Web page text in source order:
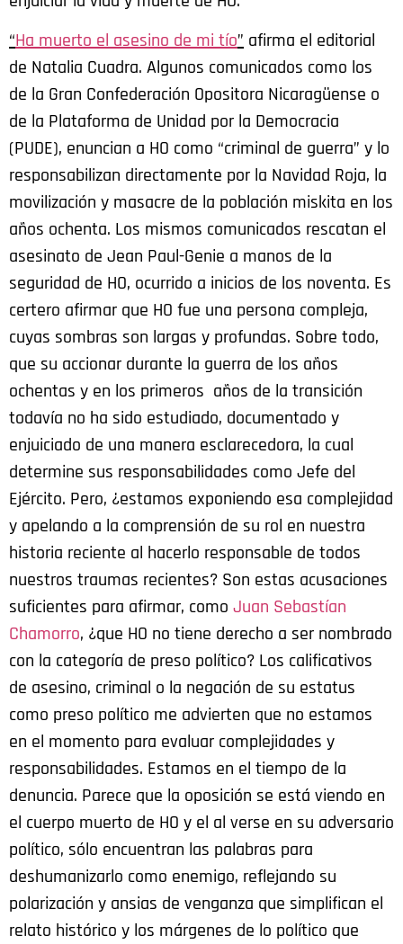
“Ha muerto el asesino de mi tío” afirma el editorial
de Natalia Cuadra. Algunos comunicados como los
de la Gran Confederación Opositora Nicaragüense o
de la Plataforma de Unidad por la Democracia
(PUDE), enuncian a HO como “criminal de guerra” y lo
responsabilizan directamente por la Navidad Roja, la
movilización y masacre de la población miskita en los
años ochenta. Los mismos comunicados rescatan el
asesinato de Jean Paul-Genie a manos de la
seguridad de HO, ocurrido a inicios de los noventa. Es
certero afirmar que HO fue una persona compleja,
cuyas sombras son largas y profundas. Sobre todo,
que su accionar durante la guerra de los años
ochentas y en los primeros años de la transición
todavía no ha sido estudiado, documentado y
enjuiciado de una manera esclarecedora, la cual
determine sus responsabilidades como Jefe del
Ejército. Pero, ¿estamos exponiendo esa complejidad
y apelando a la comprensión de su rol en nuestra
historia reciente al hacerlo responsable de todos
nuestros traumas recientes? Son estas acusaciones
suficientes para afirmar, como Juan Sebastían
Chamorro, ¿que HO no tiene derecho a ser nombrado
con la categoría de preso político? Los calificativos
de asesino, criminal o la negación de su estatus
como preso político me advierten que no estamos
en el momento para evaluar complejidades y
responsabilidades. Estamos en el tiempo de la
denuncia. Parece que la oposición se está viendo en
el cuerpo muerto de HO y el al verse en su adversario
político, sólo encuentran las palabras para
deshumanizarlo como enemigo, reflejando su
polarización y ansias de venganza que simplifican el
relato histórico y los márgenes de lo político que